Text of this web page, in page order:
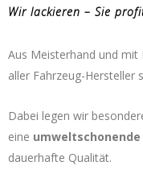
Wir lackieren – Sie
Aus Meisterhand und mit
aller Fahrzeug-Hersteller
Dabei legen wir
eine umweltschonende
dauerhafte Qualität.